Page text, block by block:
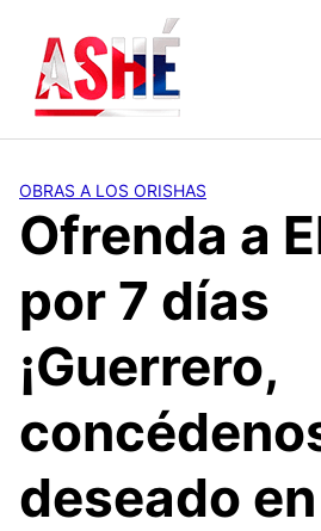
contenido
OBRAS A LOS ORISHAS
Ofrenda a
por 7 días
¡Guerrero,
deseado